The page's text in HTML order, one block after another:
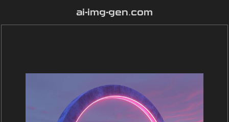
ai-img-gen.com